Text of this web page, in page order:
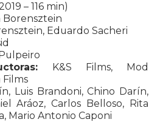
– 116 min)
Borensztein
Eduardo Sacheri
K&S Films, Mod
Films
Luis Brandoni, Chino Darín,
Aráoz, Carlos Belloso, Rita
Mario Antonio Caponi